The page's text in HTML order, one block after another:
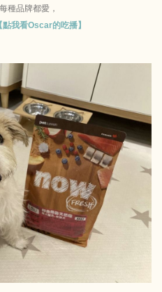
種品牌都愛，
【點我看Oscar的吃播】